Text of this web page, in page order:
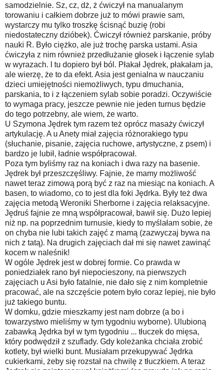
samodzielnie. Sz, cz, dż, ż ćwiczył na manualanym
torowaniu i całkiem dobrze już to mówi prawie sam,
wystarczy mu tylko troszkę ścisnąć buzię (robi
niedostateczny dzióbek). Ćwiczył również parskanie, próby
nauki R. Było ciężko, ale już trochę parska ustami. Asia
ćwiczyła z nim również przedłużanie głosek i łączenie sylab
w wyrazach. I tu dopiero był ból. Płakał Jędrek, płakałam ja,
ale wierzę, że to da efekt. Asia jest genialna w nauczaniu
dzieci umiejętności niemożliwych, typu dmuchania,
parskania, to i z łączeniem sylab sobie poradzi. Oczywiście
to wymaga pracy, jeszcze pewnie nie jeden turnus będzie
do tego potrzebny, ale wiem, że warto.
U Szymona Jędrek tym razem też oprócz masaży ćwiczył
artykulację. A u Anety miał zajęcia różnorakiego typu
(słuchanie, pisanie, zajęcia ruchowe, artystyczne, z psem) i
bardzo je lubił, ładnie współpracował.
Poza tym byliśmy raz na koniach i dwa razy na basenie.
Jędrek był przeszczęśliwy. Fajnie, że mamy możliwość
nawet teraz zimową porą być z raz na miesiąc na koniach. A
basen, to wiadomo, co to jest dla foki Jędrka. Były też dwa
zajęcia metodą Weroniki Sherborne i zajęcia relaksacyjne.
Jędruś fajnie ze mną współpracował, bawił się. Dużo lepiej
niż np. na poprzednim turnusie, kiedy to myślałam sobie, że
on chyba nie lubi takich zajęć z mamą (zazwyczaj bywa na
nich z tatą). Na drugich zajęciach dał mi się nawet zawinąć
kocem w naleśnik!
W ogóle Jędrek jest w dobrej formie. Co prawda w
poniedziałek rano był niepocieszony, na pierwszych
zajęciach u Asi było fatalnie, nie dało się z nim kompletnie
pracować, ale na szczęście potem było coraz lepiej, nie było
już takiego buntu.
W domku, gdzie mieszkamy jest nam dobrze (a bo i
towarzystwo mieliśmy w tym tygodniu wyborne). Ulubioną
zabawką Jędrka był w tym tygodniu ... tłuczek do mięsa,
który podwędził z szuflady. Gdy koleżanka chciała zrobić
kotlety, był wielki bunt. Musiałam przekupywać Jędrka
cukierkami, żeby się rozstał na chwilę z tłuczkiem. A teraz